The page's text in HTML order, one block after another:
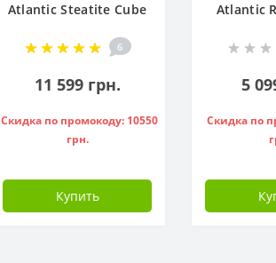
Atlantic Steatite Cube
841286
6
11 599 грн.
Скидка по промокоду: 10550
грн.
Купить
Atlantic
5
Скидка по